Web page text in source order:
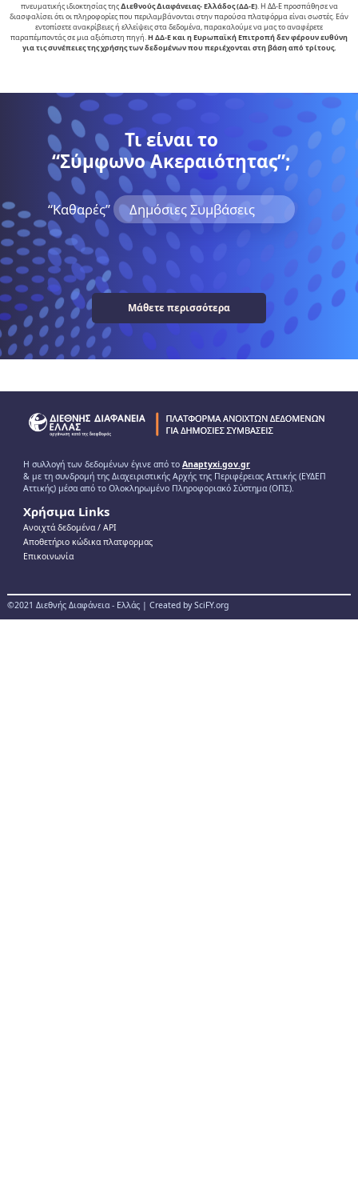
πνευµατικής ιδιοκτησίας της∆ιεθνούς ∆ιαφάνειας- Ελλάδος (ΔΔ-Ε). Η ΔΔ-Ε προσπάθησε να
διασφαλίσει ότι οι πληροφορίες που περιλαμβάνονται στην παρούσα πλατφόρμα είναι σωστές. Εάν
εντοπίσετε ανακρίβειες ή ελλείψεις στα δεδομένα, παρακαλούμε να μας το αναφέρετε
παραπέμποντάς σε μια αξιόπιστη πηγή.Η ΔΔ-Ε και η Ευρωπαϊκή Επιτροπή δεν φέρουν ευθύνη
για τις συνέπειες της χρήσης των δεδομένων που περιέχονται στη βάση από τρίτους.
Τι είναι το
“Σύμφωνο Ακεραιότητας”;
“Kαθαρές” Δημόσιες Συμβάσεις
Μάθετε περισσότερα
Η συλλογή των δεδομένων έγινε από το Anaptyxi.gov.gr
& με τη συνδρομή της Διαχειριστικής Αρχής της Περιφέρειας Αττικής (ΕΥΔΕΠ
Αττικής) μέσα από το Ολοκληρωμένο Πληροφοριακό Σύστημα (ΟΠΣ).
Χρήσιμα Links
Ανοιχτά δεδομένα / ΑPI
Αποθετήριο κώδικα πλατφορμας
Επικοινωνία
©2021 Διεθνής Διαφάνεια - Ελλάς | Created by SciFY.org